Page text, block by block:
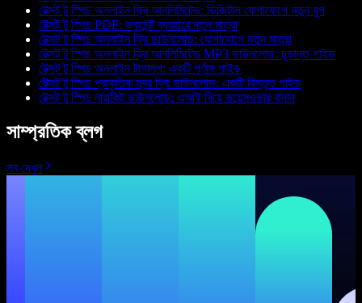
টেক্সট টু স্পিচ অনলাইন ফ্রি আনলিমিটেড: ডিজিটাল যোগাযোগে নতুন যুগ
টেক্সট টু স্পিচ PDF: ডকুমেন্ট ব্যবহারে নতুন মাত্রা
টেক্সট টু স্পিচ অনলাইন ফ্রি ডাউনলোড: যোগাযোগে নতুন মাত্রা
টেক্সট টু স্পিচ অনলাইন ফ্রি আনলিমিটেড MP3 ডাউনলোড: চূড়ান্ত গাইড
টেক্সট টু স্পিচ অনলাইন টাগালগ: একটি পূর্ণাঙ্গ গাইড
টেক্সট টু স্পিচ প্রাকৃতিক স্বর ফ্রি ডাউনলোড: একটি বিস্তৃত গাইড
টেক্সট টু স্পিচ নারাকিট ডাউনলোড: এআই দিয়ে ভয়েসওভার বানান
সাম্প্রতিক ব্লগ
সব দেখুন